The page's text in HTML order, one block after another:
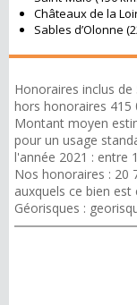
Châteaux de la
Sables d’Olonne
Honoraires inclus de
hors honoraires 415
Montant moyen
pour un usage
l'année 2021 : entre
Nos honoraires : 20
auxquels ce bien
Géorisques :